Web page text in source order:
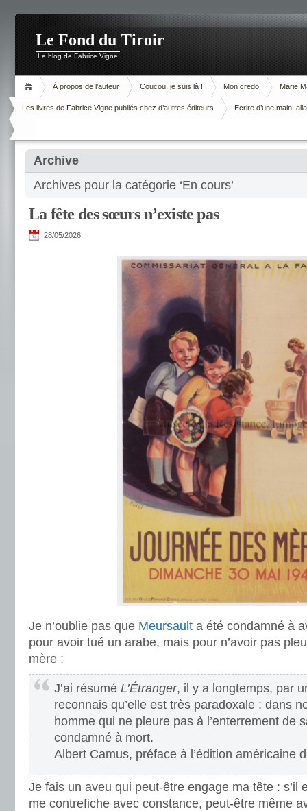
Le Fond du Tiroir
Le blog de Fabrice Vigne
À propos de l’auteur Coucou, je suis là ! Mon credo Marie
Les livres de Fabrice Vigne publiés chez d’autres éditeurs Ecrire d’une main,
Archive
Archives pour la catégorie ‘En cours’
La fête des sœurs n’existe pas
28/05/2026
Je n’oublie pas que Meursault a été condamné à
pour avoir tué un arabe, mais pour n’avoir pas
mère :
J’ai résumé L’Étranger, il y a longtemps, par
reconnais qu’elle est très paradoxale : dans
homme qui ne pleure pas à l’enterrement de
condamné à mort.
Albert Camus, préface à l’édition américaine
Je fais un aveu qui peut-être engage ma tête : s’il
me contrefiche avec constance, peut-être même